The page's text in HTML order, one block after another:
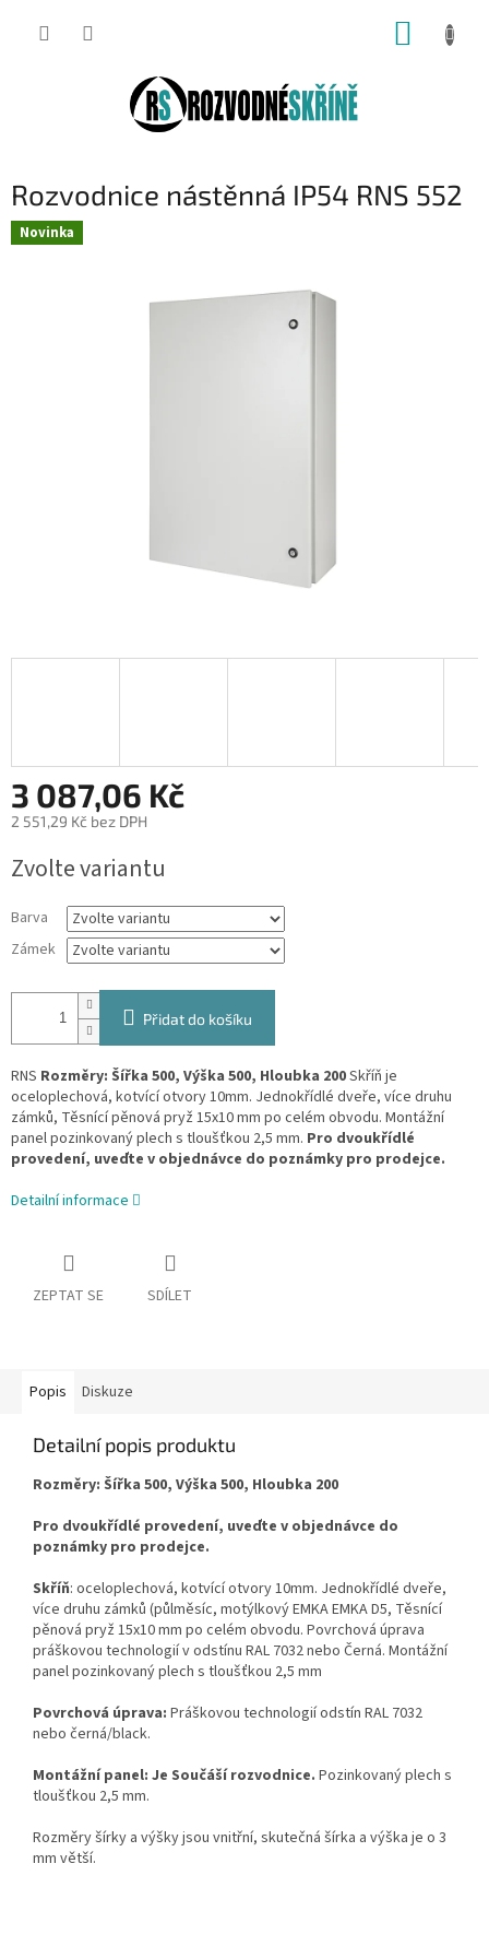
Rozvodnice nástěnná IP54 RNS 552
Novinka
3 087,06 Kč
2 551,29 Kč bez DPH
cena:
Zvolte variantu
Barva
Zámek
Přidat do košíku
RNS Rozměry: Šířka 500, Výška 500, Hloubka 200Skříň je
oceloplechová, kotvící otvory 10mm. Jednokřídlé dveře, více druhu
zámků, Těsnící pěnová pryž 15x10 mm po celém obvodu. Montážní
panel pozinkovaný plech s tloušťkou 2,5 mm. Pro dvoukřídlé
provedení, uveďte v objednávce do poznámky pro prodejce.
Detailní informace
ZEPTAT SE SDÍLET
Popis Diskuze
Detailní popis produktu
Rozměry: Šířka 500, Výška 500, Hloubka 200
Pro dvoukřídlé provedení, uveďte v objednávce do
poznámky pro prodejce.
Skříň: oceloplechová, kotvící otvory 10mm. Jednokřídlé dveře,
více druhu zámků (půlměsíc, motýlkový EMKA EMKA D5, Těsnící
pěnová pryž 15x10 mm po celém obvodu. Povrchová úprava
práškovou technologií v odstínu RAL 7032 nebo Černá. Montážní
panel pozinkovaný plech s tloušťkou 2,5 mm
Povrchová úprava: Práškovou technologií odstín RAL 7032
nebo černá/black.
Montážní panel: Je Součáší rozvodnice. Pozinkovaný plech s
tloušťkou 2,5 mm.
Rozměry šírky a výšky jsou vnitřní, skutečná šírka a výška je o 3
mm větší.